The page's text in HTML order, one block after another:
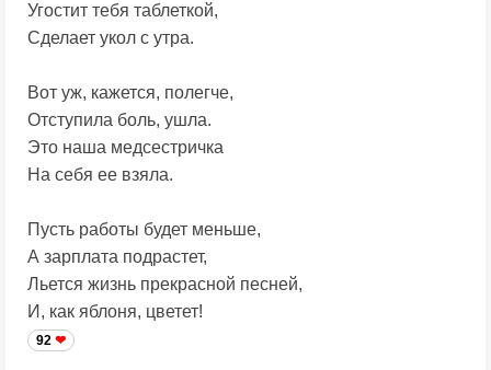
Угостит тебя таблеткой,
Сделает укол с утра.
Вот уж, кажется, полегче,
Отступила боль, ушла.
Это наша медсестричка
На себя ее взяла.
Пусть работы будет меньше,
А зарплата подрастет,
Льется жизнь прекрасной песней,
И, как яблоня, цветет!
92